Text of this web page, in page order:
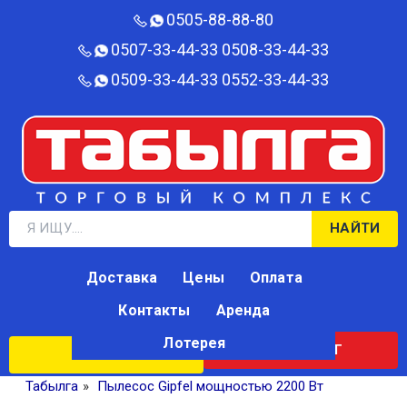
0505-88-88-80‬
0507-33-44-33 0508-33-44-33
0509-33-44-33 0552-33-44-33
НАЙТИ
КАТАЛОГ
Доставка Цены
Оплата
Контакты
Аренда
Лотерея
Табылга » Пылесос Gipfel мощностью 2200 Вт